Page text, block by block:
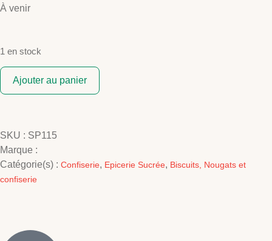
À venir
1 en stock
Ajouter au panier
SKU : SP115
Marque :
Catégorie(s) : Confiserie, Epicerie Sucrée, Biscuits, Nougats et
confiserie